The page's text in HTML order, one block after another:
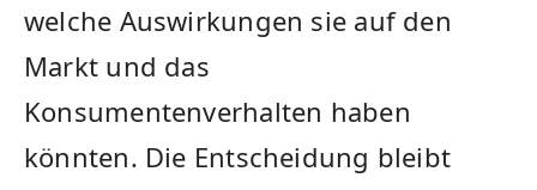
welche Auswirkungen sie auf den
Markt und das
Konsumentenverhalten haben ​
könnten. Die Entscheidung bleibt